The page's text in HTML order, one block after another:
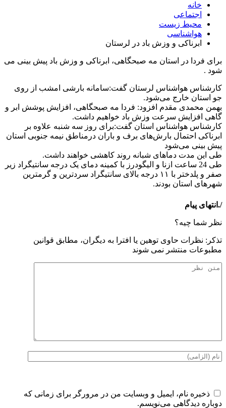
خانه
اجتماعی
محیط زیست
هواشناسی
ابرناکی و وزش باد در لرستان
برای فردا در استان مه صبحگاهی، ابرناکی و وزش باد پیش بینی می
شود .
کارشناس هواشناس لرستان گفت:سامانه بارشی امشب از روی
جو استان خارج می‌شود.
بهمن محمدی مقدم افزود: فردا مه صبحگاهی، افزایش پوشش ابر و
گاهی افزایش سرعت وزش باد خواهیم داشت.
کارشناس هواشناس استان گفت:برای روز سه شنبه علاوه بر
ابرناکی احتمال بارش‌های برف و باران درمناطق نیمه جنوبی استان
پیش بینی می‌شود
طی این مدت دما‌های شبانه روند کاهشی خواهند داشت.
طی 24 ساعت ازنا و الیگودرز با کمینه دمای یک درجه سانتیگراد زیر
صفر و پلدختر با ۱۱ درجه بالای سانتیگراد سردترین و گرمترین
شهر‌های استان بودند.
/.انتهای پیام
نظر شما چیه؟
تذكر: نظرات حاوی توهين يا افترا به ديگران، مطابق قوانين
مطبوعات منتشر نمی شوند
ذخیره نام، ایمیل و وبسایت من در مرورگر برای زمانی که
دوباره دیدگاهی می‌نویسم.